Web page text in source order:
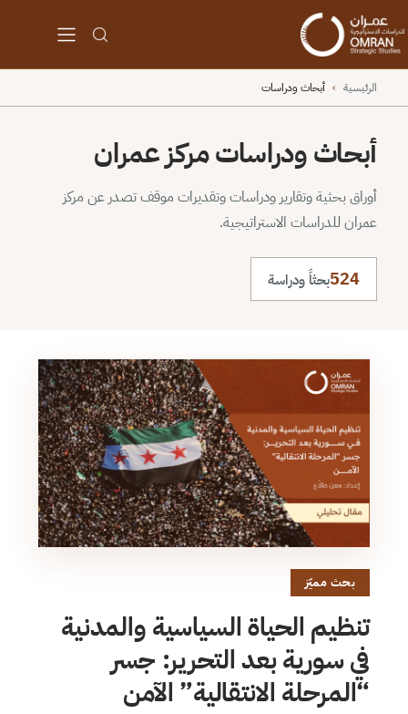
الرئيسية › أبحاث ودراسات
أبحاث ودراسات مركز عمران
أوراق بحثية وتقارير ودراسات وتقديرات موقف تصدر عن مركز
عمران للدراسات الاستراتيجية.
524بحثاً ودراسة
بحث مميّز
تنظيم الحياة السياسية والمدنية
في سورية بعد التحرير: جسر
“المرحلة الانتقالية” الآمن